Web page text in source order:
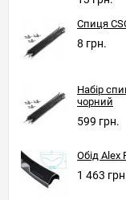
Спиця
8 грн.
Набір
чорний
599 грн.
Обід Alex
1 463